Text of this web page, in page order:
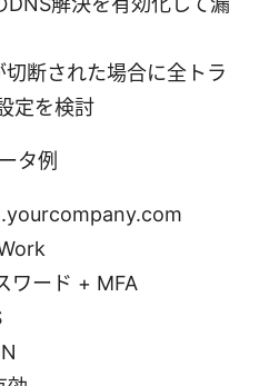
断された場合に全トラ
定を検討
タ例
ワード + MFA